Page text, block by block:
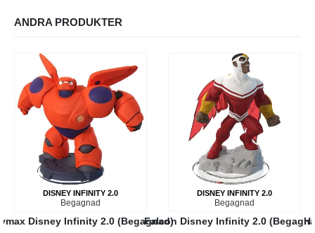
ANDRA PRODUKTER
DISNEY INFINITY 2.0
Begagnad
Disney Infinity 2.0 (Begagnad)
DISNEY INFINITY 2.0
Begagnad
Falcon Disney Infinity 2.0